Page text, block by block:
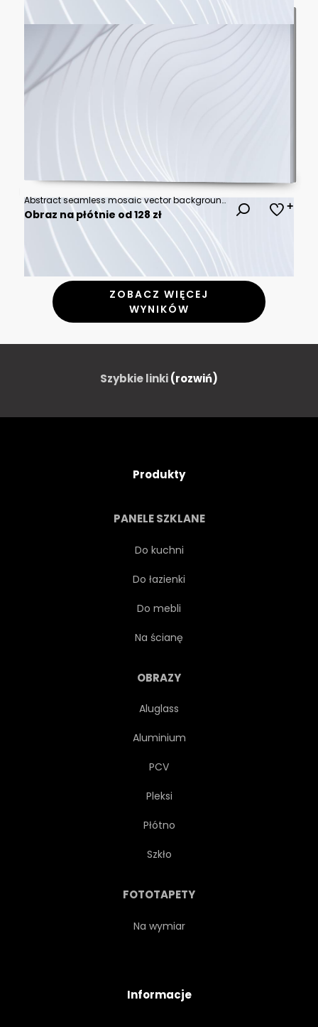
Abstract seamless mosaic vector background. Grey squares.
Obraz na płótnie od 128 zł
ZOBACZ WIĘCEJ
WYNIKÓW
Szybkie linki(rozwiń)
Produkty
PANELE SZKLANE
Do kuchni
Do łazienki
Do mebli
Na ścianę
OBRAZY
Aluglass
Aluminium
PCV
Pleksi
Płótno
Szkło
FOTOTAPETY
Na wymiar
Informacje